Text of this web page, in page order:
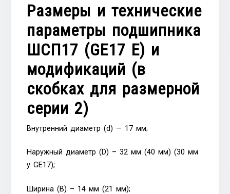
Размеры и технические
параметры подшипника
ШСП17 (GE17 E) и
модификаций (в
скобках для размерной
серии 2)
Внутренний диаметр (d) — 17 мм;
Наружный диаметр (D) – 32 мм (40 мм) (30 мм
у GE17);
Ширина (В) – 14 мм (21 мм);